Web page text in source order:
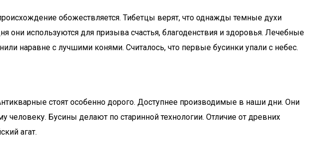
обожествляется. Тибетцы верят, что однажды темные духи
используются для призыва счастья, благоденствия и здоровья. Лечебные
наравне с лучшими конями. Считалось, что первые бусинки упали с небес.
стоят особенно дорого. Доступнее производимые в наши дни. Они
человеку. Бусины делают по старинной технологии. Отличие от древних
агат.